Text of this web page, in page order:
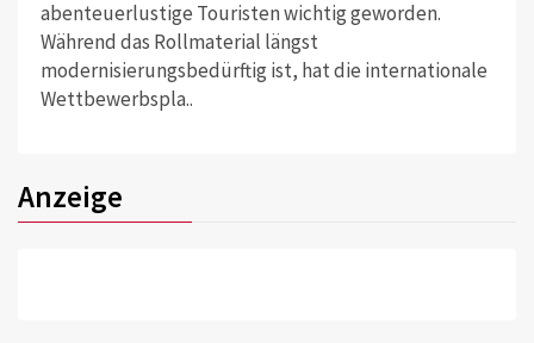
abenteuerlustige Touristen wichtig geworden.
Während das Rollmaterial längst
modernisierungsbedürftig ist, hat die internationale
Wettbewerbspla..
Anzeige